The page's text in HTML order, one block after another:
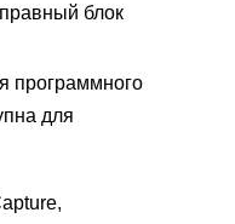
блок
программного
для